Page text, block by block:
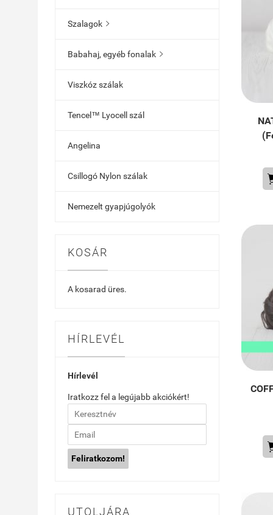
Szalagok 
Babahaj, egyéb fonalak 
Viszkóz szálak
Tencel™ Lyocell szál
Angelina
Csillogó Nylon szálak
Nemezelt gyapjúgolyók
KOSÁR
A kosarad üres.
HÍRLEVÉL
Hírlevél
Iratkozz fel a legújabb akciókért!
Feliratkozom!
UTOLJÁRA